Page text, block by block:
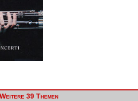
Weitere 39 Themen